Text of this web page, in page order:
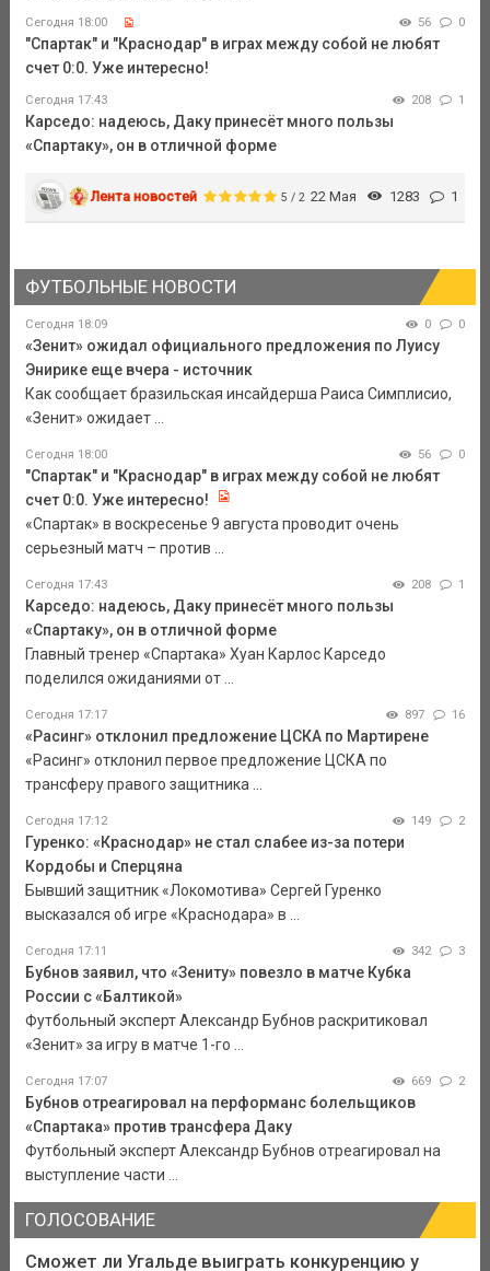
Сегодня 18:00 56 0
"Спартак" и "Краснодар" в играх между собой не любят
счет 0:0. Уже интересно!
Сегодня 17:43 208 1
Карседо: надеюсь, Даку принесёт много пользы
«Спартаку», он в отличной форме
Лента новостей 5 / 2 22 Мая 1283 1
ФУТБОЛЬНЫЕ НОВОСТИ
Сегодня 18:09 0 0
«Зенит» ожидал официального предложения по Луису
Энирике еще вчера - источник
Как сообщает бразильская инсайдерша Раиса Симплисио,
«Зенит» ожидает ...
Сегодня 18:00 56 0
"Спартак" и "Краснодар" в играх между собой не любят
счет 0:0. Уже интересно!
«Спартак» в воскресенье 9 августа проводит очень
серьезный матч – против ...
Сегодня 17:43 208 1
Карседо: надеюсь, Даку принесёт много пользы
«Спартаку», он в отличной форме
Главный тренер «Спартака» Хуан Карлос Карседо
поделился ожиданиями от ...
Сегодня 17:17 897 16
«Расинг» отклонил предложение ЦСКА по Мартирене
«Расинг» отклонил первое предложение ЦСКА по
трансферу правого защитника ...
Сегодня 17:12 149 2
Гуренко: «Краснодар» не стал слабее из-за потери
Кордобы и Сперцяна
Бывший защитник «Локомотива» Сергей Гуренко
высказался об игре «Краснодара» в ...
Сегодня 17:11 342 3
Бубнов заявил, что «Зениту» повезло в матче Кубка
России с «Балтикой»
Футбольный эксперт Александр Бубнов раскритиковал
«Зенит» за игру в матче 1-го ...
Сегодня 17:07 669 2
Бубнов отреагировал на перформанс болельщиков
«Спартака» против трансфера Даку
Футбольный эксперт Александр Бубнов отреагировал на
выступление части ...
ГОЛОСОВАНИЕ
Сможет ли Угальде выиграть конкуренцию у